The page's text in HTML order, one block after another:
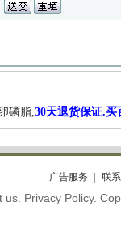
磷脂,30天退货保证.买
广告服务 联
us. Privacy Policy.